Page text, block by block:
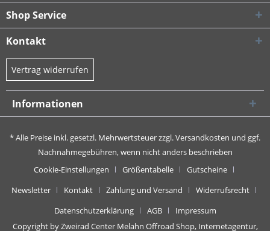
Shop Service
Kontakt
Vertrag widerrufen
Informationen
* Alle Preise inkl. gesetzl. Mehrwertsteuer zzgl.Versandkosten und ggf.
Nachnahmegebühren, wenn nicht anders beschrieben
Cookie-Einstellungen
Größentabelle
Gutscheine
Newsletter
Kontakt Zahlung und Versand
Widerrufsrecht
Datenschutzerklärung
AGB
Impressum
Copyright by Zweirad Center Melahn Offroad Shop, Internetagentur,